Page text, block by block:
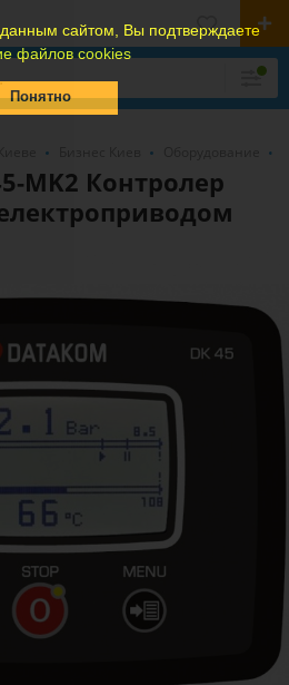
сайтом, Вы подтверждаете
файлов cookies
Понятно
MK2 Контролер